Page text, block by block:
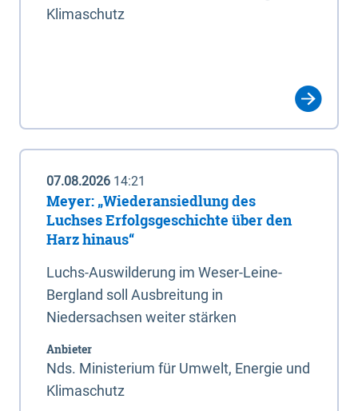
Klimaschutz
07.08.2026 14:21
Meyer: „Wiederansiedlung des
Luchses Erfolgsgeschichte über den
Harz hinaus“
Luchs-Auswilderung im Weser-Leine-
Bergland soll Ausbreitung in
Niedersachsen weiter stärken
Anbieter
Nds. Ministerium für Umwelt, Energie und
Klimaschutz